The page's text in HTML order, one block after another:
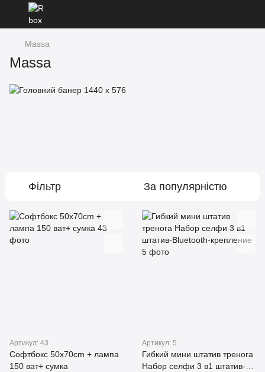
Massa
Massa
Фільтр За популярністю
Артикул: 43
Софтбокс 50x70cm + лампа
150 ват+ сумка
Артикул: 5
Гибкий мини штатив тренога
Набор селфи 3 в1 штатив-